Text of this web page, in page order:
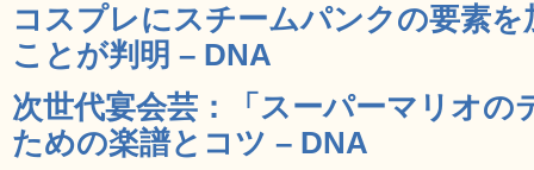
コスプレにスチームパンクの要素
ことが判明 – DNA
次世代宴会芸：「スーパーマリオの
ための楽譜とコツ – DNA